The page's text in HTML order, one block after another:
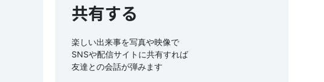
共有する
楽しい出来事を写真や映像で
SNSや配信サイトに共有すれば
友達との会話が弾みます